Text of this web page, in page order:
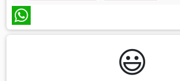
WhatsApp
😃️